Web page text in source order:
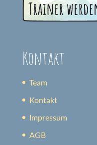
Kontakt
Team
Kontakt
Impressum
AGB